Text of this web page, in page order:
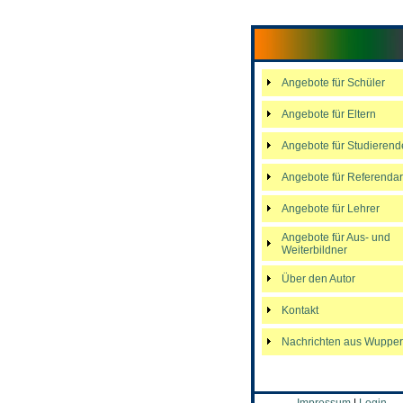
Angebote für Schüler
Angebote für Eltern
Angebote für
Angebote für
Angebote für Lehrer
Angebote für Aus- und
Weiterbildner
Über den Autor
Kontakt
Nachrichten aus